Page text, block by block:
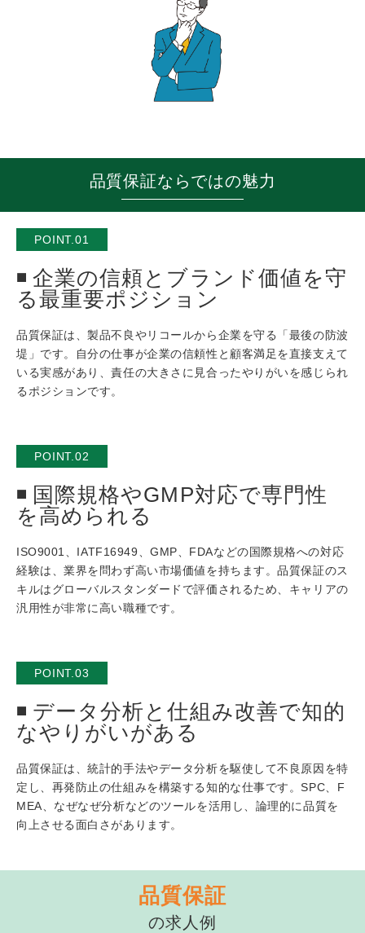
品質保証ならではの魅力
POINT.01
企業の信頼とブランド価値を守
る最重要ポジション
品質保証は、製品不良やリコールから企業を守る「最後の防波
堤」です。自分の仕事が企業の信頼性と顧客満足を直接支えて
いる実感があり、責任の大きさに見合ったやりがいを感じられ
るポジションです。
POINT.02
国際規格やGMP対応で専門性
を高められる
ISO9001、IATF16949、GMP、FDAなどの国際規格への対応
経験は、業界を問わず高い市場価値を持ちます。品質保証のス
キルはグローバルスタンダードで評価されるため、キャリアの
汎用性が非常に高い職種です。
POINT.03
データ分析と仕組み改善で知的
なやりがいがある
品質保証は、統計的手法やデータ分析を駆使して不良原因を特
定し、再発防止の仕組みを構築する知的な仕事です。SPC、F
MEA、なぜなぜ分析などのツールを活用し、論理的に品質を
向上させる面白さがあります。
品質保証
の求人例